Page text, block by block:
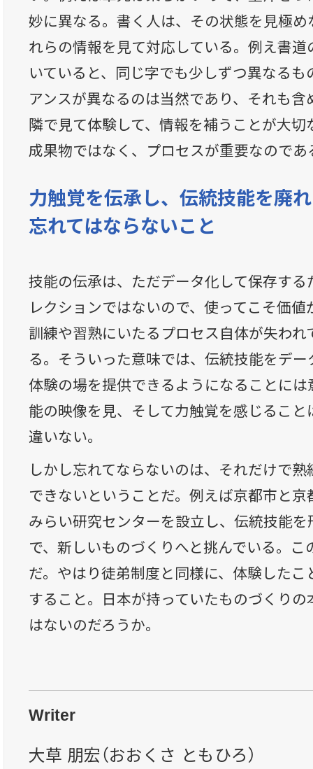
妙に異なる。書く人は、その状態を見極
れらの情報を見て対応している。例え書
いていると、同じ字でも少しずつ異なるも
アンスが異なるのは当然であり、それも含
隣で見て体験して、情報を補うことが大
成果物ではなく、プロセスが重要なのであ
力触覚を伝承し、伝統技能を廃
忘れてはならないこと
技能の伝承は、ただデータ化して保存す
レクションではないので、使ってこそ価
訓練や習熟にいたるプロセス自体が失われ
る。そういった意味では、伝統技能をデ
体験の場を提供できるようになることに
能の映像を見、そして力触覚を感じるこ
違いない。
しかし忘れてならないのは、それだけで
できないということだ。例えば京都市と
みらい研究センターを設立し、伝統技能
で、新しいものづくりへと挑んでいる。こ
だ。やはり徒弟制度と同様に、体験した
すること。日本が持っていたものづくり
はないのだろうか。
Writer
大草 朋宏（おおくさ ともひろ）